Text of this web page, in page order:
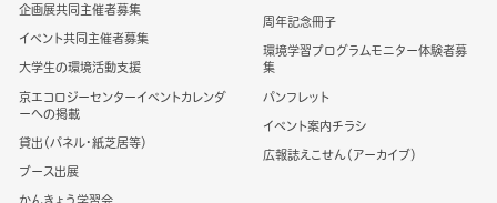
企画展共同主催者募集
イベント共同主催者募集
大学生の環境活動支援
京エコロジーセンターイベントカレンダ
ーへの掲載
貸出（パネル・紙芝居等）
ブース出展
かんきょう学習会
周年記念冊子
環境学習プログラムモニター体験者募
集
パンフレット
イベント案内チラシ
広報誌えこせん（アーカイブ）